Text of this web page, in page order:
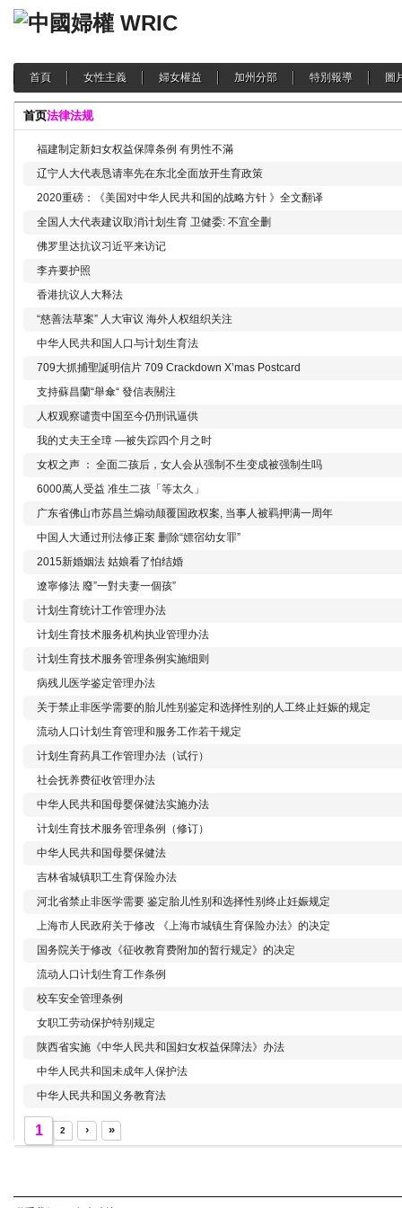
首頁 女性主義 婦女權益 加州分部 特別報導 圖
首页法律法规
福建制定新妇女权益保障条例 有男性不滿
辽宁人大代表恳请率先在东北全面放开生育政策
2020重磅：《美国对中华人民共和国的战略方针 》全文翻译
全国人大代表建议取消计划生育 卫健委: 不宜全删
佛罗里达抗议习近平来访记
李卉要护照
香港抗议人大释法
“慈善法草案” 人大审议 海外人权组织关注
中华人民共和国人口与计划生育法
709大抓捕聖誕明信片 709 Crackdown X’mas Postcard
支持蘇昌蘭“舉傘“ 發信表關注
人权观察谴责中国至今仍刑讯逼供
我的丈夫王全璋 —被失踪四个月之时
女权之声 ： 全面二孩后，女人会从强制不生变成被强制生吗
6000萬人受益 准生二孩「等太久」
广东省佛山市苏昌兰煽动颠覆国政权案, 当事人被羁押满一周年
中国人大通过刑法修正案 删除“嫖宿幼女罪”
2015新婚姻法 姑娘看了怕结婚
遼寧修法 廢”一對夫妻一個孩”
计划生育统计工作管理办法
计划生育技术服务机构执业管理办法
计划生育技术服务管理条例实施细则
病残儿医学鉴定管理办法
关于禁止非医学需要的胎儿性别鉴定和选择性别的人工终止妊娠的规定
流动人口计划生育管理和服务工作若干规定
计划生育药具工作管理办法（试行）
社会抚养费征收管理办法
中华人民共和国母婴保健法实施办法
计划生育技术服务管理条例（修订）
中华人民共和国母婴保健法
吉林省城镇职工生育保险办法
河北省禁止非医学需要 鉴定胎儿性别和选择性别终止妊娠规定
上海市人民政府关于修改 《上海市城镇生育保险办法》的决定
国务院关于修改《征收教育费附加的暂行规定》的决定
流动人口计划生育工作条例
校车安全管理条例
女职工劳动保护特别规定
陕西省实施《中华人民共和国妇女权益保障法》办法
中华人民共和国未成年人保护法
中华人民共和国义务教育法
1 2 › »